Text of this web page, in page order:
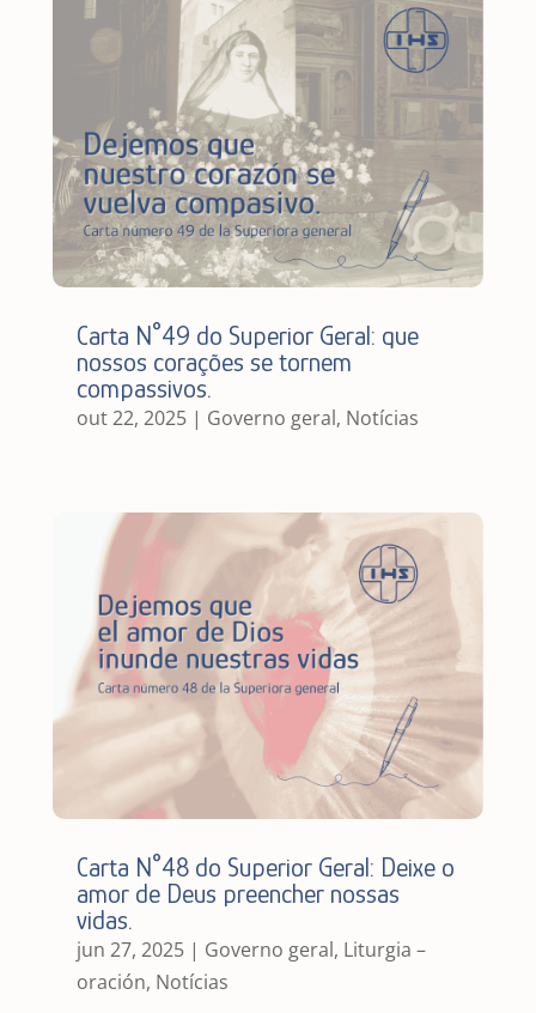
Carta N°49 do Superior Geral: que
nossos corações se tornem
compassivos.
out 22, 2025| Governo geral, Notícias
Carta N°48 do Superior Geral: Deixe o
amor de Deus preencher nossas
vidas.
jun 27, 2025| Governo geral, Liturgia –
oración, Notícias